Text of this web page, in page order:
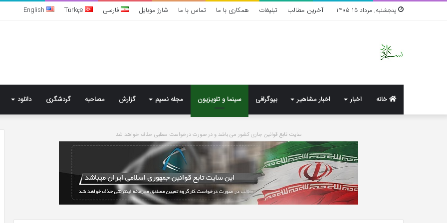
پنجشنبه, مرداد 15 1405 آخرین مطالب تبلیغات همکاری با ما تماس با ما شارژ موبایل فارسی Türkçe
English
خانه اخبار اخبار مشاهیر بیوگرافی سینما و تلویزیون مجله نسیم گزارش مصاحبه گردشگری دانلود
سایت تابع قوانین جاری کشور می باشد و در صورت درخواست مطلبی حذف خواهد شد
واکنش
تند
ارکن
به
شایعه‌های
7 روز پیش
سندرم
پرادر-
ویلی
چگونه
انجام
3 روز پیش